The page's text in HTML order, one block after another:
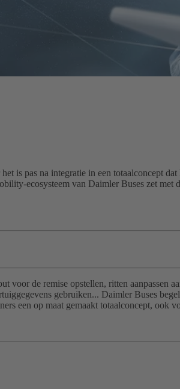
is pas na integratie in een totaalconcept
ecosysteem van Daimler Buses zet
de remise opstellen, ritten aanpassen
gebruiken... Daimler Buses
een op maat gemaakt totaalconcept, ook